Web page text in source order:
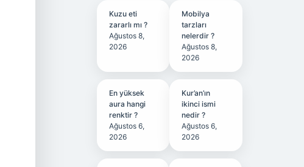
Kuzu eti
zararlı mı ?
Ağustos 8,
2026
Mobilya
tarzları
nelerdir ?
Ağustos 8,
2026
En yüksek
aura hangi
renktir ?
Ağustos 6,
2026
Kur’an’ın
ikinci ismi
nedir ?
Ağustos 6,
2026